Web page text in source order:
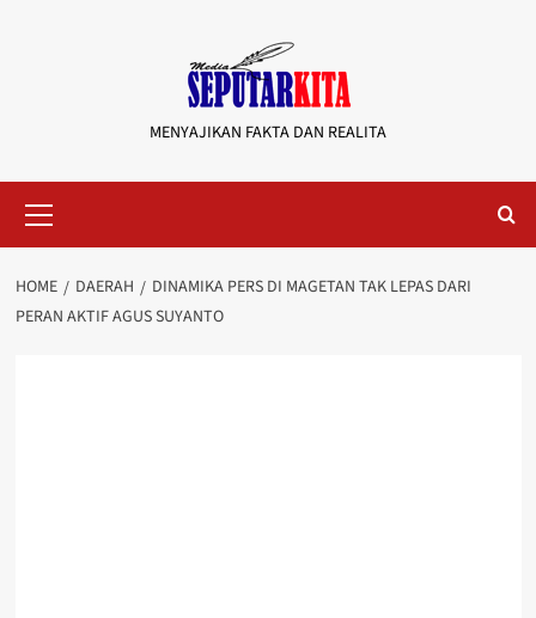
MENYAJIKAN FAKTA DAN REALITA
Menu
HOME DAERAH
DINAMIKA PERS DI MAGETAN TAK LEPAS DARI
PERAN AKTIF AGUS SUYANTO